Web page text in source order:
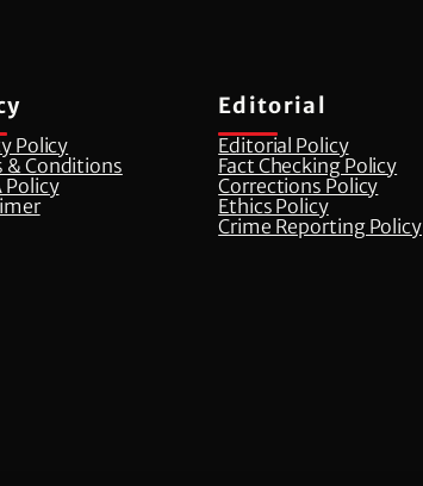
Policy
& Conditions
Policy
Editorial
Editorial Policy
Fact Checking Policy
Corrections Policy
⁠Ethics Policy
Crime Reporting Policy